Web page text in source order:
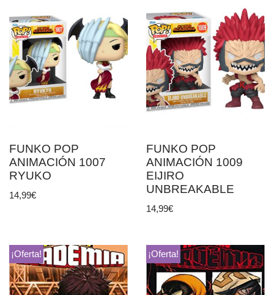
FUNKO POP
ANIMACIÓN 1007
RYUKO
14,99€
FUNKO POP
ANIMACIÓN 1009
EIJIRO
UNBREAKABLE
14,99€
¡Oferta! ¡Oferta!